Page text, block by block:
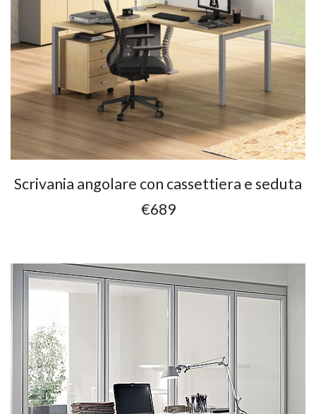
Scrivania angolare con cassettiera e seduta
€689